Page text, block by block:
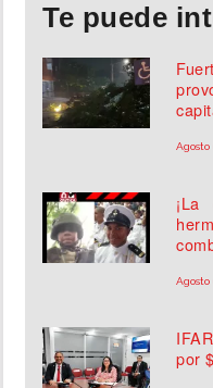
Te puede
Agosto
Agosto
por